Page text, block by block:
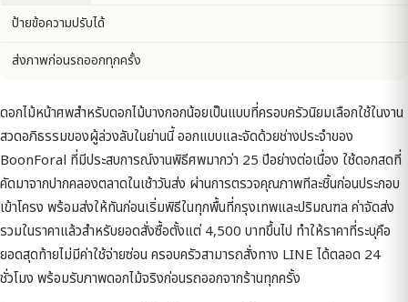
ป้ายข้อความปรับได้
ส่งภาพก่อนรถออกทุกครั้ง
ดอกไม้หน้าศพสำหรับดอกไม้บางกอกน้อยเป็นแบบที่ครอบครัวนิยมเลือกใช้ในงาน
สวดอภิธรรมของผู้ล่วงลับในย่านนี้ ออกแบบและจัดด้วยช่างประจำของ
BoonForal ที่มีประสบการณ์งานพิธีศพมากว่า 25 ปีอย่างต่อเนื่อง ใช้ดอกสดที่
คัดมาจากปากคลองตลาดในเช้าวันส่ง ผ่านการตรวจคุณภาพทีละชิ้นก่อนประกอบ
เข้าโครง พร้อมส่งให้ทันก่อนเริ่มพิธีในทุกพื้นที่กรุงเทพและปริมณฑล ค่าจัดส่ง
รวมในราคาแล้วสำหรับยอดสั่งซื้อตั้งแต่ 4,500 บาทขึ้นไป ทำให้ราคาที่ระบุคือ
ยอดสุดท้ายไม่มีค่าใช้จ่ายซ่อน ครอบครัวสามารถสั่งทาง LINE ได้ตลอด 24
ชั่วโมง พร้อมรับภาพดอกไม้จริงก่อนรถออกจากร้านทุกครั้ง